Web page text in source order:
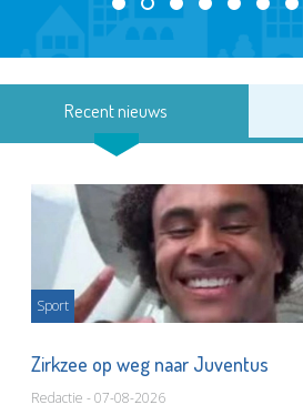
Recent nieuws
Sport
Zirkzee op weg naar Juventus
Redactie - 07-08-2026